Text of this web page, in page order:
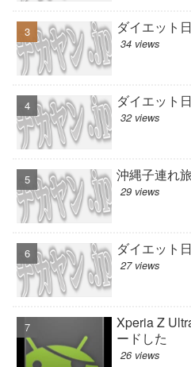
ダイエット
34 views
ダイエット
32 views
沖縄子連れ
29 views
ダイエット
27 views
Xperia Z
ードした
26 views